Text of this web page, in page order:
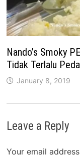
Nando’s Smoky
Tidak Terlalu
January 8, 2019
Leave a Reply
Your email